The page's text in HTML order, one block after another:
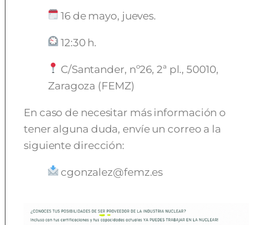
16 de mayo, jueves.
12:30 h.
C/Santander, nº26, 2ª pl., 50010,
Zaragoza (FEMZ)
En caso de necesitar más información o
tener alguna duda, envíe un correo a la
siguiente dirección:
cgonzalez@femz.es